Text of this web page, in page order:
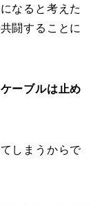
なると考えた
闘することに
ケーブルは止め
しまうからで